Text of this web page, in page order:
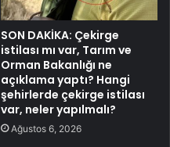
SON DAKİKA: Çekirge
istilası mı var, Tarım ve
Orman Bakanlığı ne
açıklama yaptı? Hangi
şehirlerde çekirge istilası
var, neler yapılmalı?
Ağustos 6, 2026